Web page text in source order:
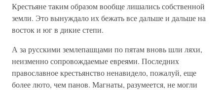
Крестьяне таким образом вообще лишались собственной
земли. Это вынуждало их бежать все дальше и дальше на
восток и юг в дикие степи.
А за русскими землепашцами по пятам вновь шли ляхи,
неизменно сопровождаемые евреями. Последних
православное крестьянство ненавидело, пожалуй, еще
более люто, чем панов. Магнаты, разумеется, не могли